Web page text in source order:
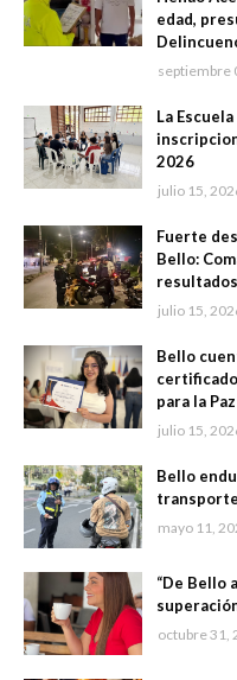
edad,
septiembre
La
2026
julio 15,
Fuerte
Bello:
julio 15,
Bello
para la Paz
julio 15,
Bello
mayo 11,
“De Bello
octubre 31,